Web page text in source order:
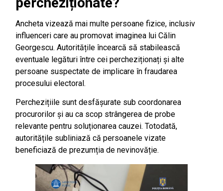
Ancheta vizează mai multe persoane fizice, inclusiv
influenceri care au promovat imaginea lui Călin
Georgescu. Autoritățile încearcă să stabilească
eventuale legături între cei percheziționați și alte
persoane suspectate de implicare în fraudarea
procesului electoral.
Perchezițiile sunt desfășurate sub coordonarea
procurorilor și au ca scop strângerea de probe
relevante pentru soluționarea cauzei. Totodată,
autoritățile subliniază că persoanele vizate
beneficiază de prezumția de nevinovăție.